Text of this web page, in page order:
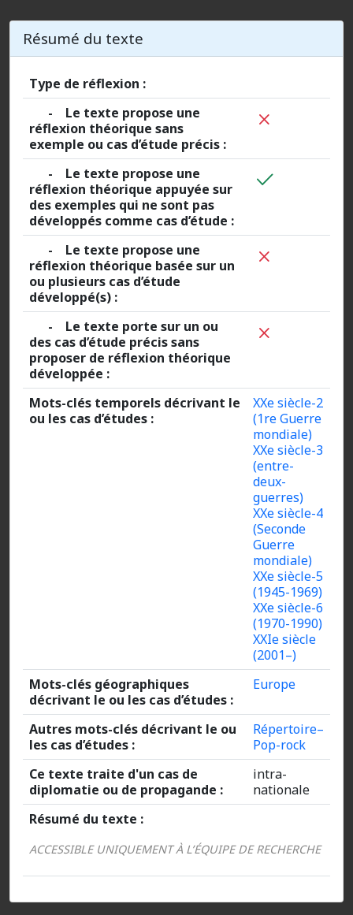
Résumé du texte
Type de réflexion :
- Le texte propose une
réflexion théorique sans
exemple ou cas d’étude précis :
- Le texte propose une
réflexion théorique appuyée sur
des exemples qui ne sont pas
développés comme cas d’étude :
- Le texte propose une
réflexion théorique basée sur un
ou plusieurs cas d’étude
développé(s) :
- Le texte porte sur un ou
des cas d’étude précis sans
proposer de réflexion théorique
développée :
Mots-clés temporels décrivant le
ou les cas d’études :
XXe siècle-2
(1re Guerre
mondiale)
XXe siècle-3
(entre-
deux-
guerres)
XXe siècle-4
(Seconde
Guerre
mondiale)
XXe siècle-5
(1945-1969)
XXe siècle-6
(1970-1990)
XXIe siècle
(2001–)
Mots-clés géographiques
décrivant le ou les cas d’études :
Europe
Autres mots-clés décrivant le ou
les cas d’études :
Répertoire–
Pop-rock
Ce texte traite d'un cas de
diplomatie ou de propagande :
intra-
nationale
Résumé du texte :
ACCESSIBLE UNIQUEMENT À L’ÉQUIPE DE RECHERCHE